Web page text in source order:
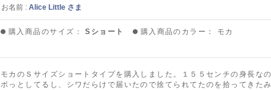
お名前 : Alice Little さま
購入商品のサイズ： Sショート 購入商品のカラー： モカ
モカのＳサイズショートタイプを購入しました。１５５センチの身長
ボっとしてるし、シワだらけで届いたので捨てられてたのを拾ってきた